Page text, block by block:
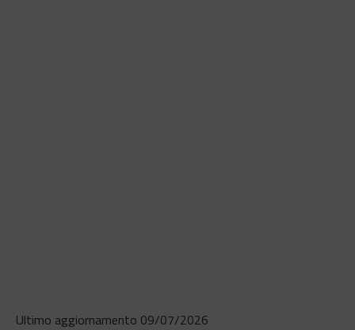
Ultimo aggiornamento 09/07/2026